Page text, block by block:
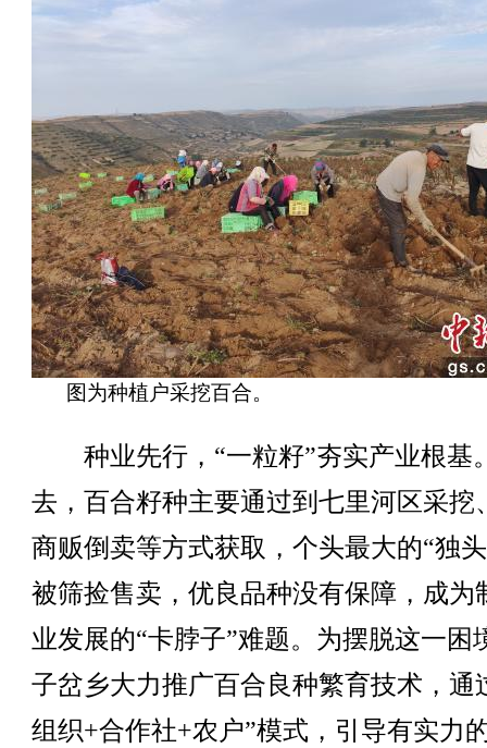
图为种植户采挖百合。
种业先行，“一粒籽”夯实产业根基
去，百合籽种主要通过到七里河区采挖
商贩倒卖等方式获取，个头最大的“独
被筛捡售卖，优良品种没有保障，成为
业发展的“卡脖子”难题。为摆脱这一困
子岔乡大力推广百合良种繁育技术，通
组织+合作社+农户”模式，引导有实力